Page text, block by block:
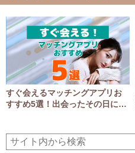
すぐ会えるマッチングアプリお
すすめ5選！出会ったその日にア